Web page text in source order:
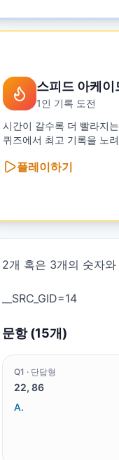
스피드 아케이
1인 기록 도전
시간이 갈수록 더 빨라지
퀴즈에서 최고 기록을 노
플레이하기
2개 혹은 3개의 숫자
문항 (15개)
Q1 · 단답형
22, 86
A.